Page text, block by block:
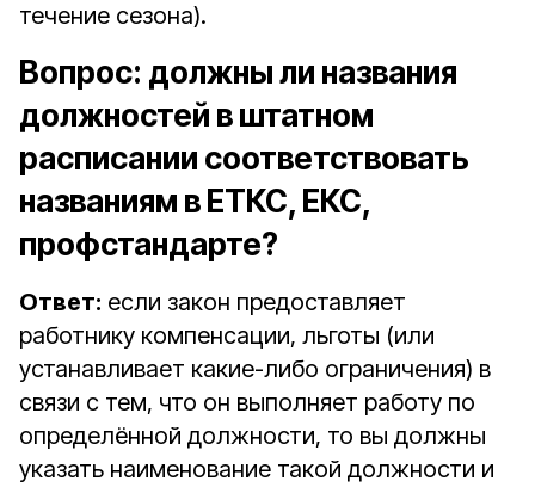
течение сезона).
Вопрос: должны ли названия
должностей в штатном
расписании соответствовать
названиям в ЕТКС, ЕКС,
профстандарте?
Ответ: если закон предоставляет
работнику компенсации, льготы (или
устанавливает какие-либо ограничения) в
связи с тем, что он выполняет работу по
определённой должности, то вы должны
указать наименование такой должности и